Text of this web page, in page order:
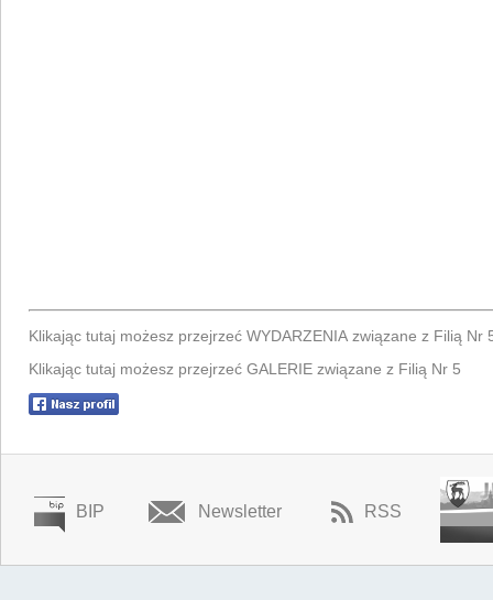
Klikając tutaj możesz przejrzeć WYDARZENIA związane z Filią Nr
Klikając tutaj możesz przejrzeć GALERIE związane z Filią Nr 5
BIP Newsletter RSS